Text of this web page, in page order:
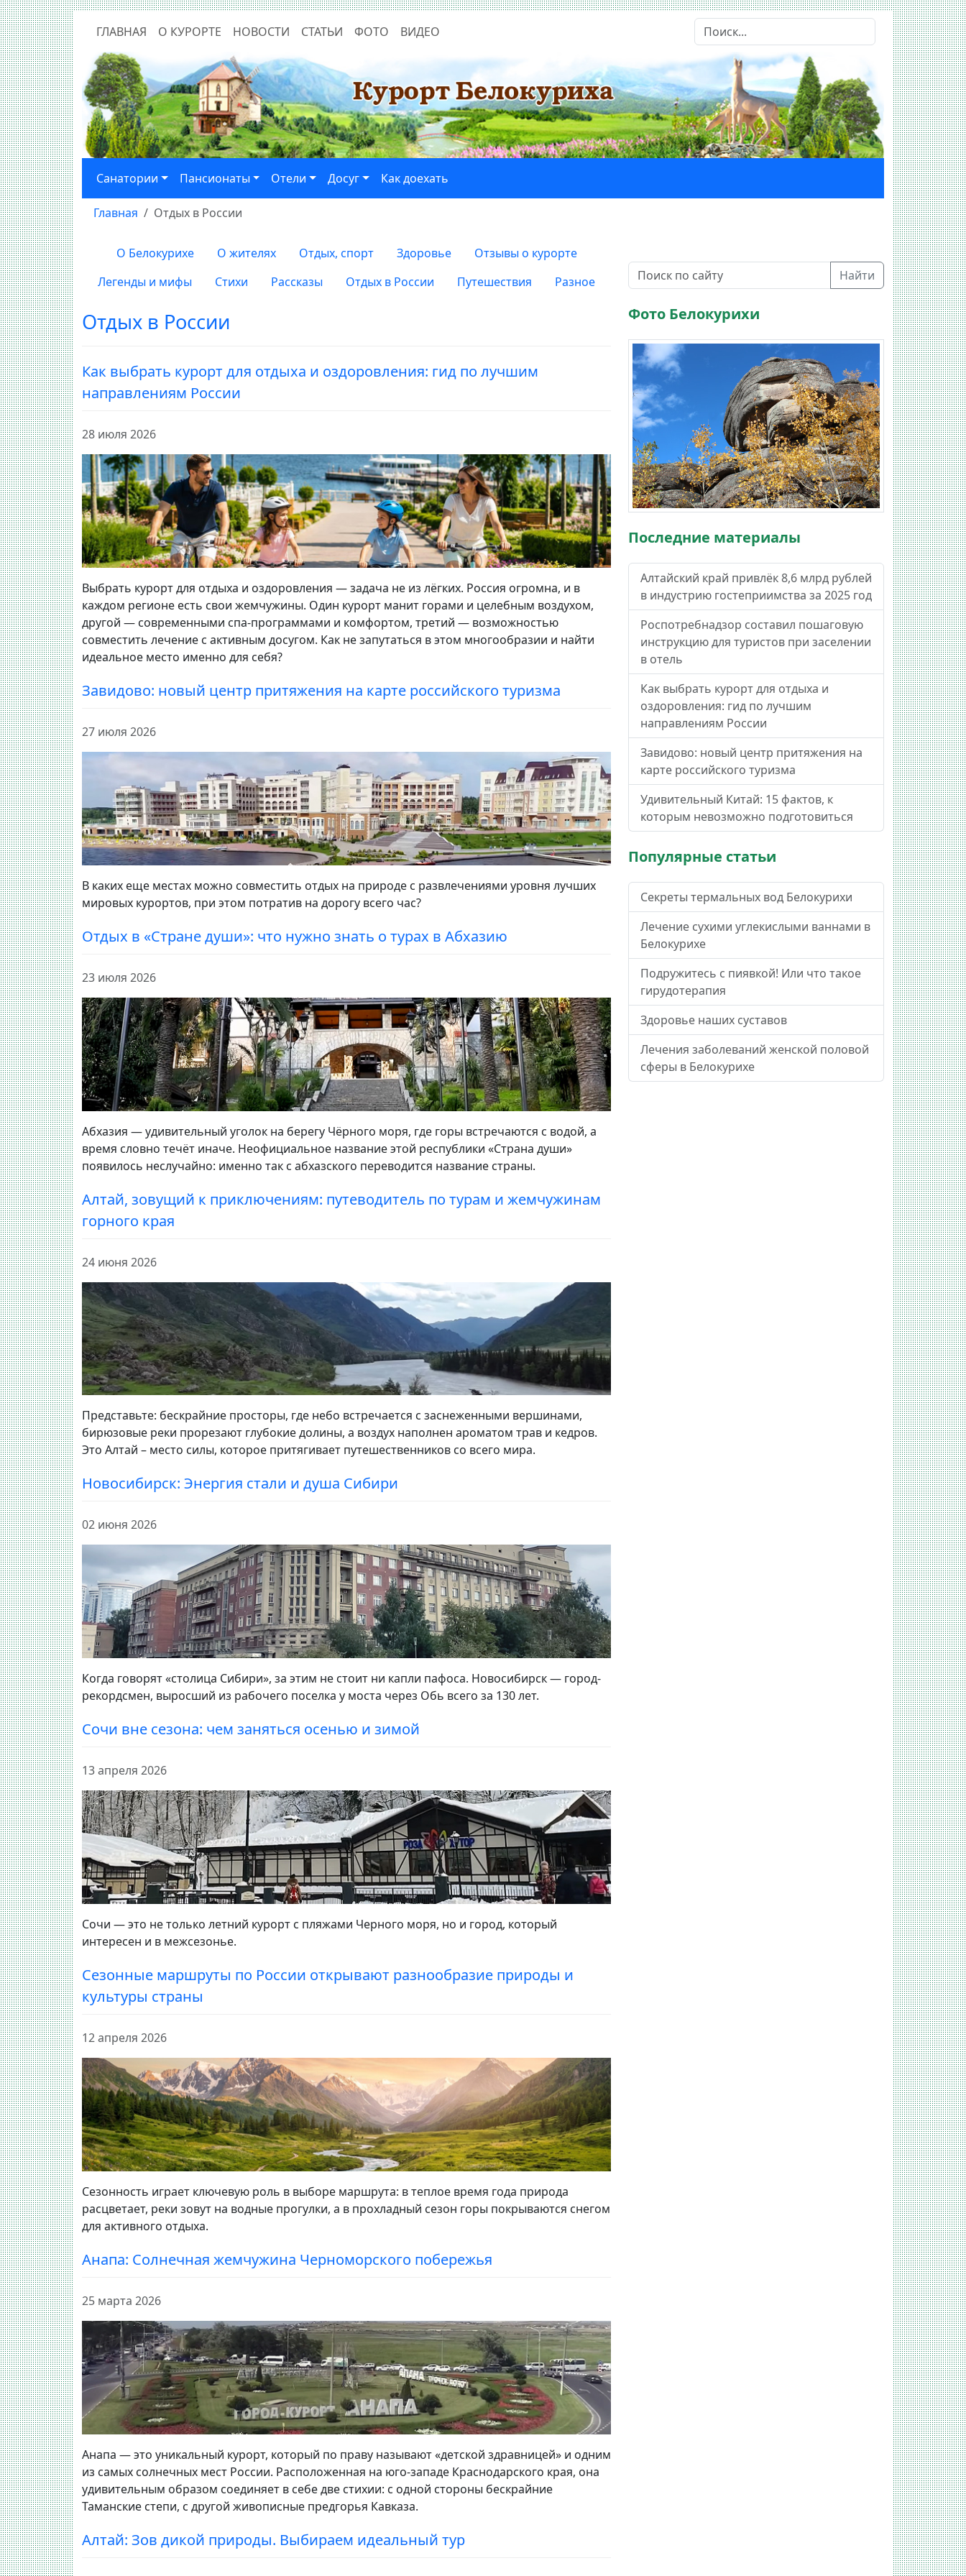
ГЛАВНАЯ О КУРОРТЕ НОВОСТИ СТАТЬИ ФОТО ВИДЕО
Санатории Пансионаты Отели Досуг Как доехать
Главная Отдых в России
О Белокурихе О жителях Отдых, спорт Здоровье
Отзывы о курорте
Легенды и мифы
Стихи Рассказы Отдых в России Путешествия Разное
Отдых в России
Как выбрать курорт для отдыха и оздоровления: гид по лучшим
направлениям России
28 июля 2026
Выбрать курорт для отдыха и оздоровления — задача не из лёгких. Россия огромна, и в
каждом регионе есть свои жемчужины. Один курорт манит горами и целебным воздухом,
другой — современными спа-программами и комфортом, третий — возможностью
совместить лечение с активным досугом. Как не запутаться в этом многообразии и найти
идеальное место именно для себя?
Завидово: новый центр притяжения на карте российского туризма
27 июля 2026
В каких еще местах можно совместить отдых на природе с развлечениями уровня лучших
мировых курортов, при этом потратив на дорогу всего час?
Отдых в «Стране души»: что нужно знать о турах в Абхазию
23 июля 2026
Абхазия — удивительный уголок на берегу Чёрного моря, где горы встречаются с водой, а
время словно течёт иначе. Неофициальное название этой республики «Страна души»
появилось неслучайно: именно так с абхазского переводится название страны.
Алтай, зовущий к приключениям: путеводитель по турам и жемчужинам
горного края
24 июня 2026
Представьте: бескрайние просторы, где небо встречается с заснеженными вершинами,
бирюзовые реки прорезают глубокие долины, а воздух наполнен ароматом трав и кедров.
Это Алтай – место силы, которое притягивает путешественников со всего мира.
Новосибирск: Энергия стали и душа Сибири
02 июня 2026
Когда говорят «столица Сибири», за этим не стоит ни капли пафоса. Новосибирск — город-
рекордсмен, выросший из рабочего поселка у моста через Обь всего за 130 лет.
Сочи вне сезона: чем заняться осенью и зимой
13 апреля 2026
Сочи — это не только летний курорт с пляжами Черного моря, но и город, который
интересен и в межсезонье.
Сезонные маршруты по России открывают разнообразие природы и
культуры страны
12 апреля 2026
Сезонность играет ключевую роль в выборе маршрута: в теплое время года природа
расцветает, реки зовут на водные прогулки, а в прохладный сезон горы покрываются снегом
для активного отдыха.
Анапа: Солнечная жемчужина Черноморского побережья
25 марта 2026
Анапа — это уникальный курорт, который по праву называют «детской здравницей» и одним
из самых солнечных мест России. Расположенная на юго-западе Краснодарского края, она
удивительным образом соединяет в себе две стихии: с одной стороны бескрайние
Таманские степи, с другой живописные предгорья Кавказа.
Алтай: Зов дикой природы. Выбираем идеальный тур
Найти
Фото Белокурихи
Последние материалы
Алтайский край привлёк 8,6 млрд рублей
в индустрию гостеприимства за 2025 год
Роспотребнадзор составил пошаговую
инструкцию для туристов при заселении
в отель
Как выбрать курорт для отдыха и
оздоровления: гид по лучшим
направлениям России
Завидово: новый центр притяжения на
карте российского туризма
Удивительный Китай: 15 фактов, к
которым невозможно подготовиться
Популярные статьи
Секреты термальных вод Белокурихи
Лечение сухими углекислыми ваннами в
Белокурихе
Подружитесь с пиявкой! Или что такое
гирудотерапия
Здоровье наших суставов
Лечения заболеваний женской половой
сферы в Белокурихе